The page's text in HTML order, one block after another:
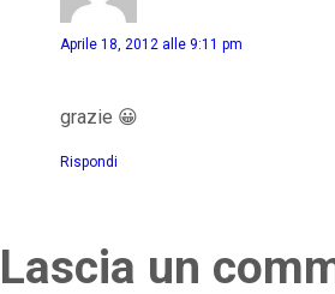
Aprile 18, 2012 alle 9:11 pm
grazie 😀
Rispondi
Lascia un